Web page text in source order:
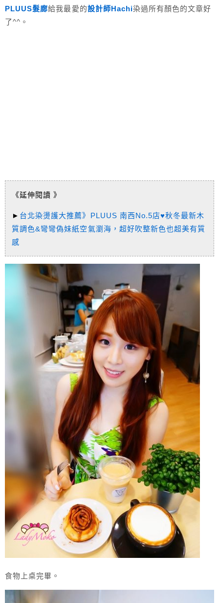
PLUUS髮廊給我最愛的設計師Hachi染過所有顏色的文章好
了^^。
《延伸閱讀 》
► 台北染燙護大推薦》PLUUS 南西No.5店♥秋冬最新木
質調色&彎彎偽妹紙空氣瀏海，超好吹整新色也超美有質
感
食物上桌完畢。